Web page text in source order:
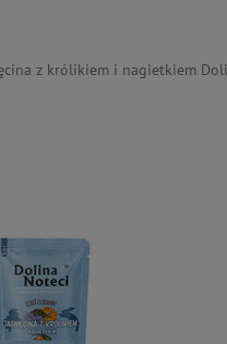
z królikiem i nagietkiem